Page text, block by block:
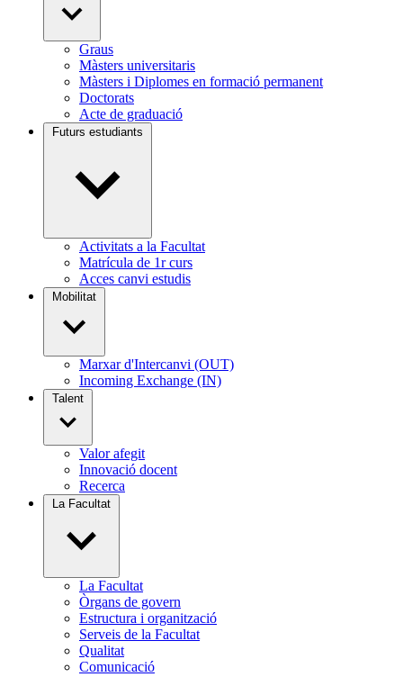
Graus
Màsters universitaris
Màsters i Diplomes en formació permanent
Doctorats
Acte de graduació
Futurs estudiants
Activitats a la Facultat
Matrícula de 1r curs
Acces canvi estudis
Mobilitat
Marxar d'Intercanvi (OUT)
Incoming Exchange (IN)
Talent
Valor afegit
Innovació docent
Recerca
La Facultat
La Facultat
Òrgans de govern
Estructura i organització
Serveis de la Facultat
Qualitat
Comunicació